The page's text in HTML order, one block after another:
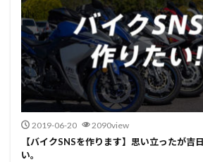
2019-06-20 2090view
【バイクSNSを作ります】思い立ったが吉
い。